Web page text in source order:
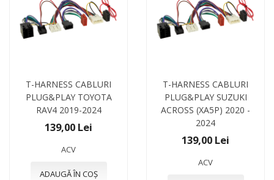
T-HARNESS CABLURI
PLUG&PLAY TOYOTA
RAV4 2019-2024
139,00 Lei
ACV
ADAUGĂ ÎN COȘ
T-HARNESS CABLURI
PLUG&PLAY SUZUKI
ACROSS (XA5P) 2020 -
2024
139,00 Lei
ACV